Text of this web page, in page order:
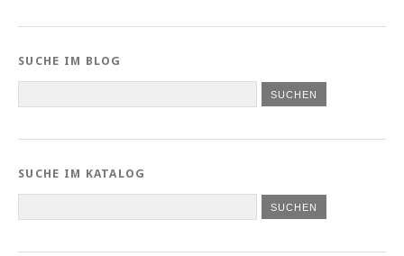
SUCHE IM BLOG
SUCHE IM KATALOG
SUCHEN